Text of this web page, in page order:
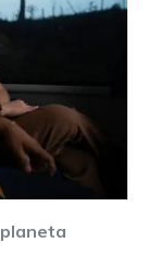
planeta